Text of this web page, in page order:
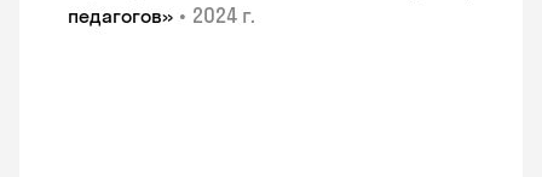
педагогов» • 2024 г.